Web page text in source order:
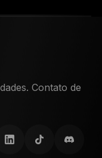
Contato de